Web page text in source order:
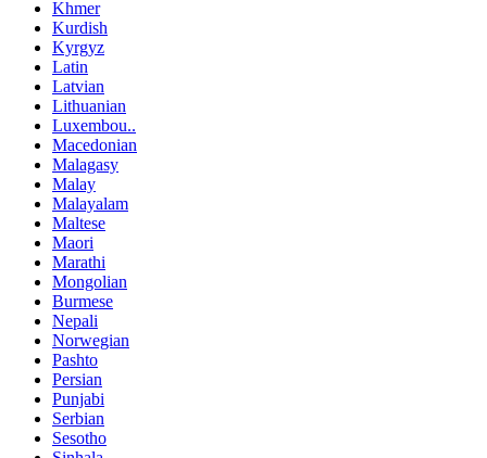
Khmer
Kurdish
Kyrgyz
Latin
Latvian
Lithuanian
Luxembou..
Macedonian
Malagasy
Malay
Malayalam
Maltese
Maori
Marathi
Mongolian
Burmese
Nepali
Norwegian
Pashto
Persian
Punjabi
Serbian
Sesotho